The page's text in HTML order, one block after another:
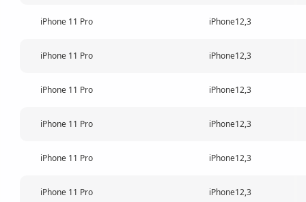
iPhone 11 Pro iPhone12,3
iPhone 11 Pro iPhone12,3
iPhone 11 Pro iPhone12,3
iPhone 11 Pro iPhone12,3
iPhone 11 Pro iPhone12,3
iPhone 11 Pro iPhone12,3